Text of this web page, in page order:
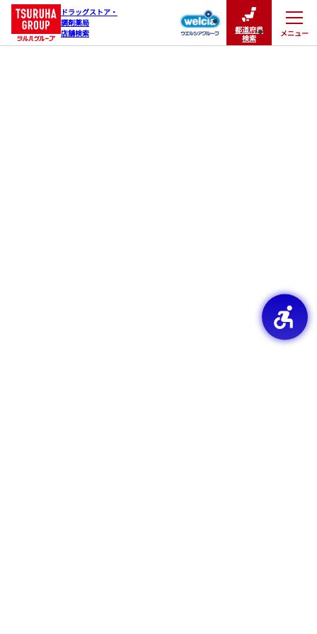
ドラッグストア・
調剤薬局
店舗検索
都道府県
検索
メニュー
閉じる